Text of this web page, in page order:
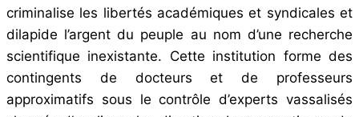
criminalise les libertés académiques et syndicales et
dilapide l’argent du peuple au nom d’une recherche
scientifique inexistante. Cette institution forme des
contingents de docteurs et de professeurs
approximatifs sous le contrôle d’experts vassalisés